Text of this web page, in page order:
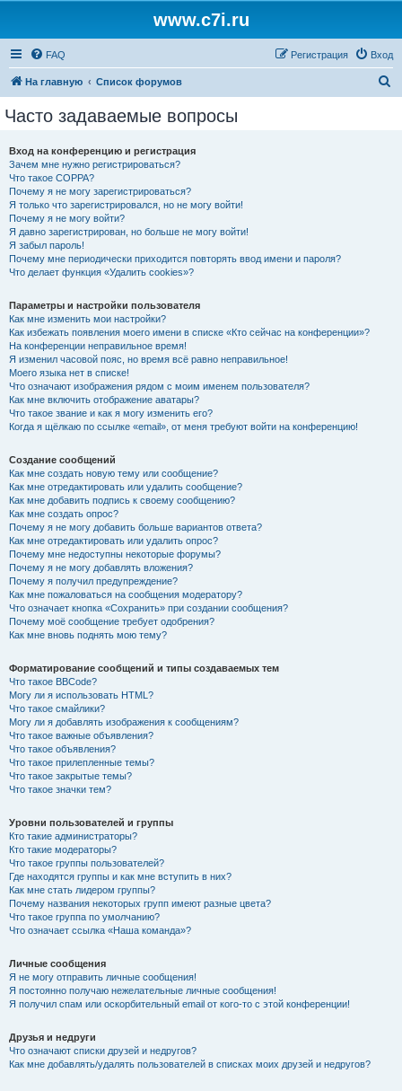
www.c7i.ru
FAQ Вход
Регистрация
На главную Список форумов
Часто задаваемые вопросы
Вход на конференцию и регистрация
Зачем мне нужно регистрироваться?
Что такое COPPA?
Почему я не могу зарегистрироваться?
Я только что зарегистрировался, но не могу войти!
Почему я не могу войти?
Я давно зарегистрирован, но больше не могу войти!
Я забыл пароль!
Почему мне периодически приходится повторять ввод имени и пароля?
Что делает функция «Удалить cookies»?
Параметры и настройки пользователя
Как мне изменить мои настройки?
Как избежать появления моего имени в списке «Кто сейчас на конференции»?
На конференции неправильное время!
Я изменил часовой пояс, но время всё равно неправильное!
Моего языка нет в списке!
Что означают изображения рядом с моим именем пользователя?
Как мне включить отображение аватары?
Что такое звание и как я могу изменить его?
Когда я щёлкаю по ссылке «email», от меня требуют войти на конференцию!
Создание сообщений
Как мне создать новую тему или сообщение?
Как мне отредактировать или удалить сообщение?
Как мне добавить подпись к своему сообщению?
Как мне создать опрос?
Почему я не могу добавить больше вариантов ответа?
Как мне отредактировать или удалить опрос?
Почему мне недоступны некоторые форумы?
Почему я не могу добавлять вложения?
Почему я получил предупреждение?
Как мне пожаловаться на сообщения модератору?
Что означает кнопка «Сохранить» при создании сообщения?
Почему моё сообщение требует одобрения?
Как мне вновь поднять мою тему?
Форматирование сообщений и типы создаваемых тем
Что такое BBCode?
Могу ли я использовать HTML?
Что такое смайлики?
Могу ли я добавлять изображения к сообщениям?
Что такое важные объявления?
Что такое объявления?
Что такое прилепленные темы?
Что такое закрытые темы?
Что такое значки тем?
Уровни пользователей и группы
Кто такие администраторы?
Кто такие модераторы?
Что такое группы пользователей?
Где находятся группы и как мне вступить в них?
Как мне стать лидером группы?
Почему названия некоторых групп имеют разные цвета?
Что такое группа по умолчанию?
Что означает ссылка «Наша команда»?
Личные сообщения
Я не могу отправить личные сообщения!
Я постоянно получаю нежелательные личные сообщения!
Я получил спам или оскорбительный email от кого-то с этой конференции!
Друзья и недруги
Что означают списки друзей и недругов?
Как мне добавлять/удалять пользователей в списках моих друзей и недругов?